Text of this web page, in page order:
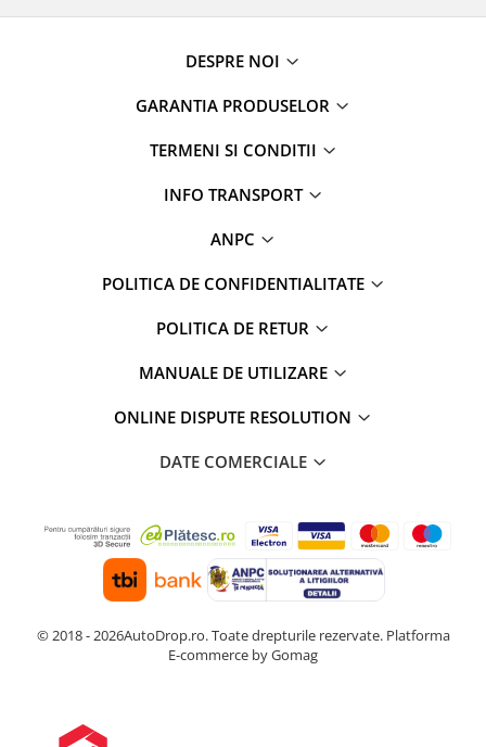
DESPRE NOI
GARANTIA PRODUSELOR
TERMENI SI CONDITII
INFO TRANSPORT
ANPC
POLITICA DE CONFIDENTIALITATE
POLITICA DE RETUR
MANUALE DE UTILIZARE
ONLINE DISPUTE RESOLUTION
DATE COMERCIALE
© 2018 - 2026AutoDrop.ro. Toate drepturile rezervate. Platforma
E-commerce by Gomag